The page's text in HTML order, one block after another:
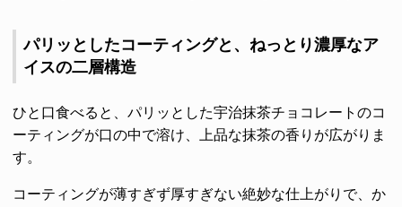
パリッとしたコーティングと、ねっとり濃厚なア
イスの二層構造
ひと口食べると、パリッとした宇治抹茶チョコレートのコ
ーティングが口の中で溶け、上品な抹茶の香りが広がりま
す。
コーティングが薄すぎず厚すぎない絶妙な仕上がりで、か